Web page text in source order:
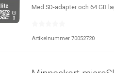
Med SD-adapter och 64 GB
Artikelnummer 70052720